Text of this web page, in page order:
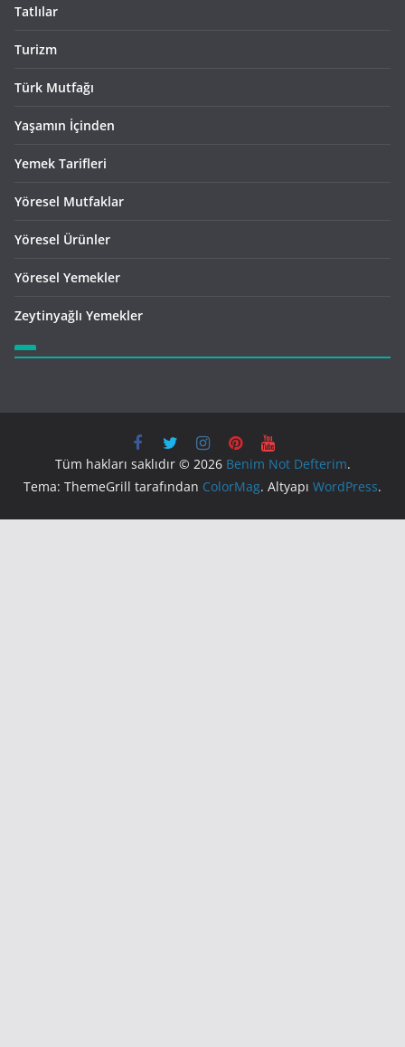
Tatlılar
Turizm
Türk Mutfağı
Yaşamın İçinden
Yemek Tarifleri
Yöresel Mutfaklar
Yöresel Ürünler
Yöresel Yemekler
Zeytinyağlı Yemekler
Tüm hakları saklıdır © 2026 Benim Not Defterim.
Tema: ThemeGrill tarafından ColorMag. Altyapı WordPress.